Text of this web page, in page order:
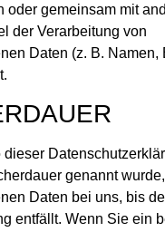
oder gemeinsam mit
der Verarbeitung von
Daten (z. B. Namen,
genannt
Daten bei uns, bis
entfällt. Wenn Sie ein